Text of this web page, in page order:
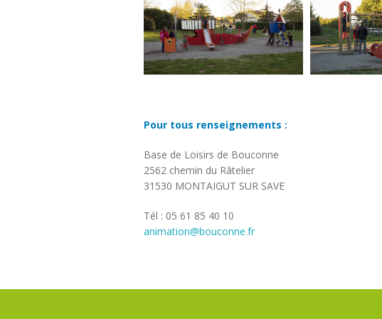
Pour tous renseignements :
Base de Loisirs de Bouconne
2562 chemin du Râtelier
31530 MONTAIGUT SUR SAVE
Tél : 05 61 85 40 10
animation@bouconne.fr